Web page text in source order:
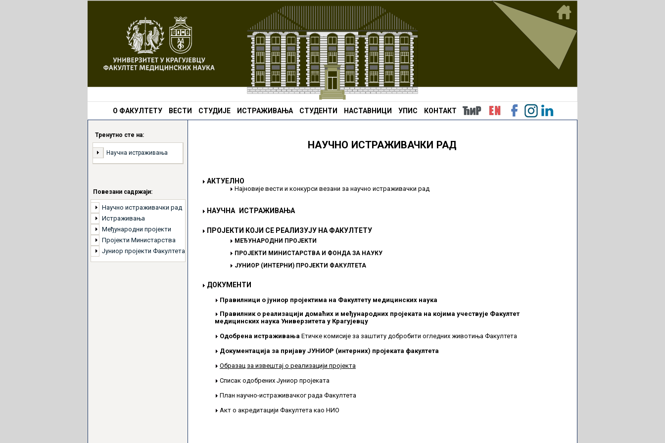
О ФАКУЛТЕТУ ВЕСТИ СТУДИЈЕ ИСТРАЖИВАЊА СТУДЕНТИ НАСТАВНИЦИ УПИС КОНТАКТ
Тренутно сте на:
Научна истраживања
Повезани садржаји:
Научно истраживачки рад
Истраживања
Међународни пројекти
Пројекти Министарства
Јуниор пројекти Факултета
НАУЧНО ИСТРАЖИВАЧКИ РАД
АКТУЕЛНО
Најновије вести и конкурси везани за научно истраживачки рад
НАУЧНА ИСТРАЖИВАЊА
ПРОЈЕКТИ КОЈИ СЕ РЕАЛИЗУЈУ НА ФАКУЛТЕТУ
МЕЂУНАРОДНИ ПРОЈЕКТИ
ПРОЈЕКТИ МИНИСТАРСТВА И ФОНДА ЗА НАУКУ
ЈУНИОР (ИНТЕРНИ) ПРОЈЕКТИ ФАКУЛТЕТА
ДОКУМЕНТИ
Правилници о јуниор пројектима на Факултету медицинских наука
Правилник о реализацији домаћих и међународних пројеката на којима учествује Факултет
медицинских наука Универзитета у Крагујевцу
Одобрена истраживања Етичке комисије за заштиту добробити огледних животиња Факултета
Документација за пријаву ЈУНИОР (интерних) пројеката факултета
Образац за извештај о реализацији пројекта
Списак одобрених Јуниор пројеката
План научно-истраживачког рада Факултета
Акт о акредитацији Факултета као НИO